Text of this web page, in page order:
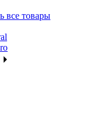
все товары